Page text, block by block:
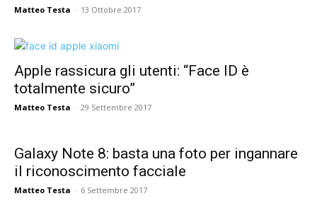
Matteo Testa - 13 Ottobre 2017
Apple rassicura gli utenti: “Face ID è
totalmente sicuro”
Matteo Testa - 29 Settembre 2017
Galaxy Note 8: basta una foto per ingannare
il riconoscimento facciale
Matteo Testa - 6 Settembre 2017